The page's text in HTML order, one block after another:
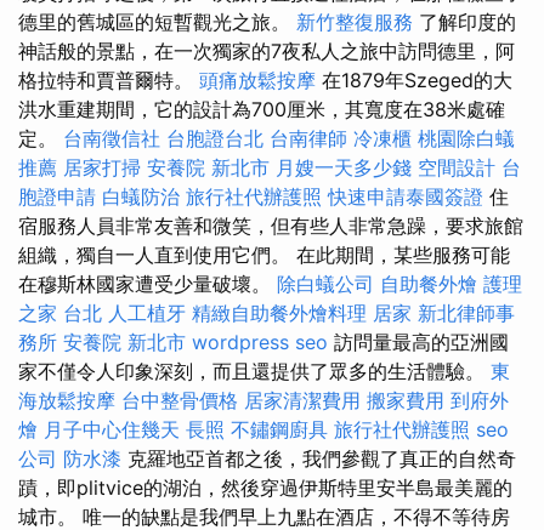
德里的舊城區的短暫觀光之旅。 新竹整復服務 了解印度的
神話般的景點，在一次獨家的7夜私人之旅中訪問德里，阿
格拉特和賈普爾特。 頭痛放鬆按摩 在1879年Szeged的大
洪水重建期間，它的設計為700厘米，其寬度在38米處確
定。 台南徵信社 台胞證台北 台南律師 冷凍櫃 桃園除白蟻
推薦 居家打掃 安養院 新北市 月嫂一天多少錢 空間設計 台
胞證申請 白蟻防治 旅行社代辦護照 快速申請泰國簽證 住
宿服務人員非常友善和微笑，但有些人非常急躁，要求旅館
組織，獨自一人直到使用它們。 在此期間，某些服務可能
在穆斯林國家遭受少量破壞。 除白蟻公司 自助餐外燴 護理
之家 台北 人工植牙 精緻自助餐外燴料理 居家 新北律師事
務所 安養院 新北市 wordpress seo 訪問量最高的亞洲國
家不僅令人印象深刻，而且還提供了眾多的生活體驗。 東
海放鬆按摩 台中整骨價格 居家清潔費用 搬家費用 到府外
燴 月子中心住幾天 長照 不鏽鋼廚具 旅行社代辦護照 seo
公司 防水漆 克羅地亞首都之後，我們參觀了真正的自然奇
蹟，即plitvice的湖泊，然後穿過伊斯特里安半島最美麗的
城市。 唯一的缺點是我們早上九點在酒店，不得不等待房